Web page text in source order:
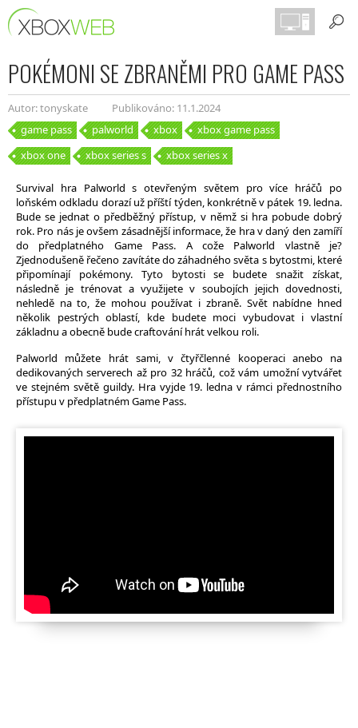
POKÉMONI SE ZBRANĚMI PRO GAME PASS
Autor: tonyskate
Publikováno: 11.1.2024
game pass
palworld xbox
xbox game pass
xbox one
xbox series s xbox series x
Survival hra Palworld s otevřeným světem pro více hráčů po
loňském odkladu dorazí už příští týden, konkrétně v pátek 19. ledna.
Bude se jednat o předběžný přístup, v němž si hra pobude dobrý
rok. Pro nás je ovšem zásadnější informace, že hra v daný den zamíří
do předplatného Game Pass. A cože Palworld vlastně je?
Zjednodušeně řečeno zavítáte do záhadného světa s bytostmi, které
připomínají pokémony. Tyto bytosti se budete snažit získat,
následně je trénovat a využijete v soubojích jejich dovednosti,
nehledě na to, že mohou používat i zbraně. Svět nabídne hned
několik pestrých oblastí, kde budete moci vybudovat i vlastní
základnu a obecně bude craftování hrát velkou roli.
Palworld můžete hrát sami, v čtyřčlenné kooperaci anebo na
dedikovaných serverech až pro 32 hráčů, což vám umožní vytvářet
ve stejném světě guildy. Hra vyjde 19. ledna v rámci přednostního
přístupu v předplatném Game Pass.